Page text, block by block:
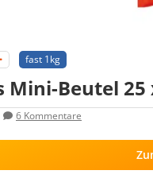
fast 1kg
Beutel 25
6 Kommentare